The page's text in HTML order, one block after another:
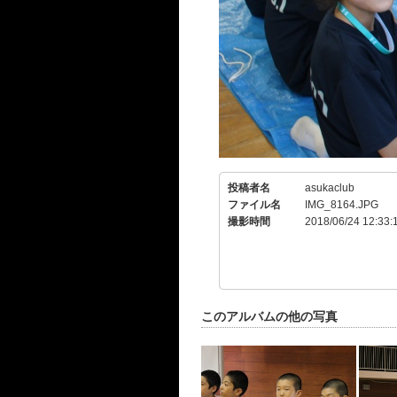
投稿者名
asukaclub
ファイル名
IMG_8164.JPG
撮影時間
2018/06/24
このアルバムの他の写真